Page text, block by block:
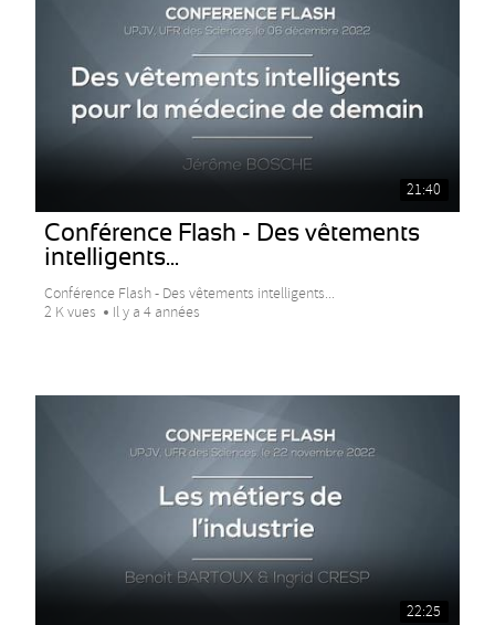
21:40
Conférence Flash - Des vêtements
intelligents...
Conférence Flash - Des vêtements intelligents...
2 K vues
Il y a 4 années
22:25